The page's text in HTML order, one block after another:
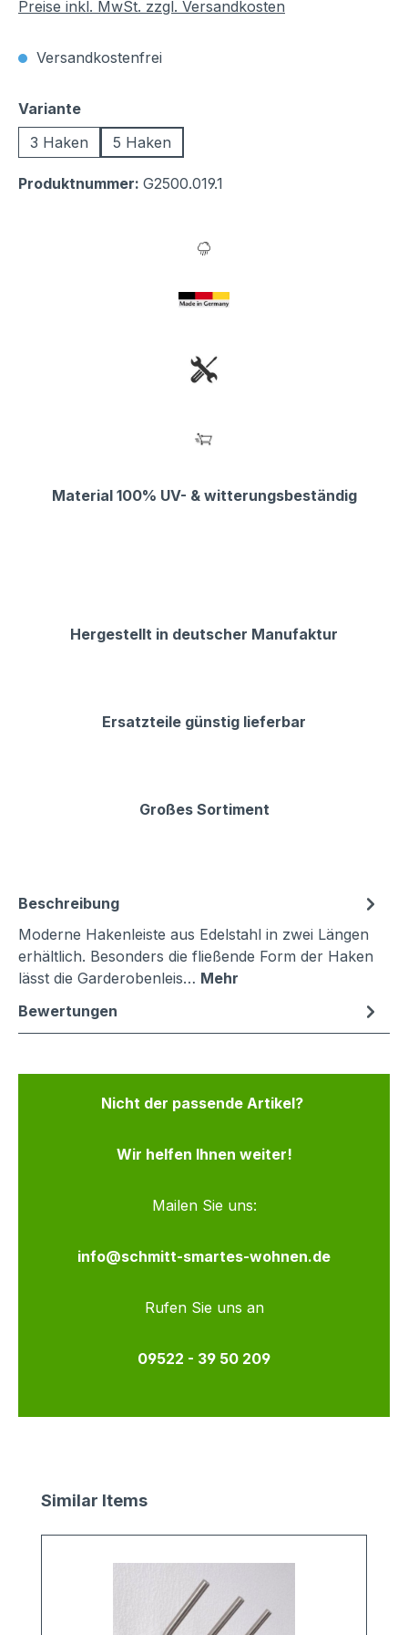
Preise inkl. MwSt. zzgl. Versandkosten
Versandkostenfrei
Varianteauswählen
3 Haken
5 Haken
Produktnummer: G2500.019.1
Material 100% UV- & witterungsbeständig
Hergestellt in deutscher Manufaktur
Ersatzteile günstig lieferbar
Großes Sortiment
Beschreibung
Moderne Hakenleiste aus Edelstahl in zwei Längen
erhältlich. Besonders die fließende Form der Haken
lässt die Garderobenleis… Mehr
Bewertungen
Nicht der passende Artikel?
Wir helfen Ihnen weiter!
Mailen Sie uns:
info@schmitt-smartes-wohnen.de
Rufen Sie uns an
09522 - 39 50 209
Produktgalerie überspringen
Similar Items